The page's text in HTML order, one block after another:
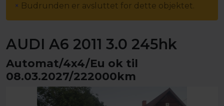
× Budrunden er avsluttet for dette objektet.
AUDI A6 2011 3.0 245hk
Automat/4x4/Eu ok til
08.03.2027/222000km